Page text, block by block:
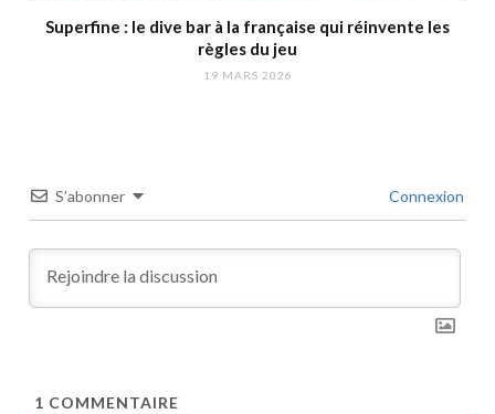
Superfine : le dive bar à la française qui réinvente les
règles du jeu
19 MARS 2026
S’abonner Connexion
1 COMMENTAIRE